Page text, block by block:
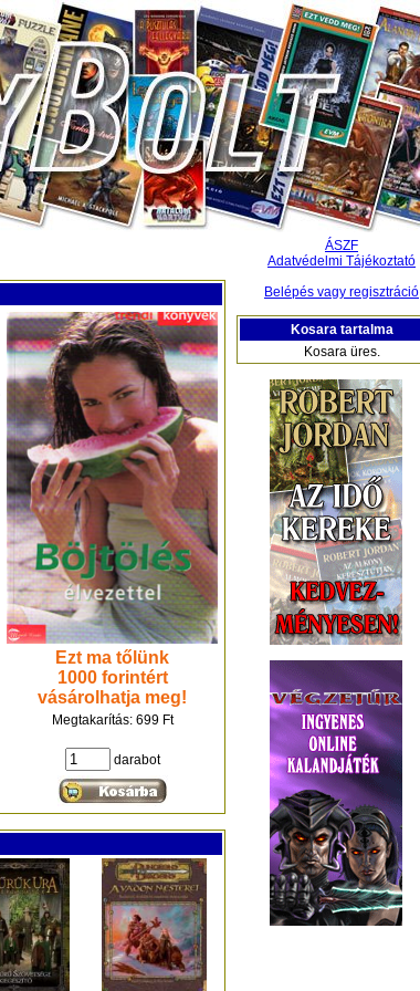
Ezt ma tőlünk
1000 forintért
vásárolhatja meg!
Megtakarítás: 699 Ft
darabot
ÁSZF
Adatvédelmi Tájékoztató
Belépés vagy regisztráció
Kosara tartalma
Kosara üres.